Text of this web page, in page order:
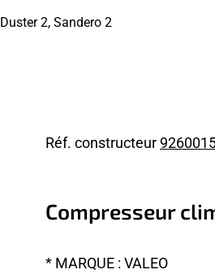
2, Sandero 2
Réf. constructeur
Compresseur
* MARQUE : VALEO